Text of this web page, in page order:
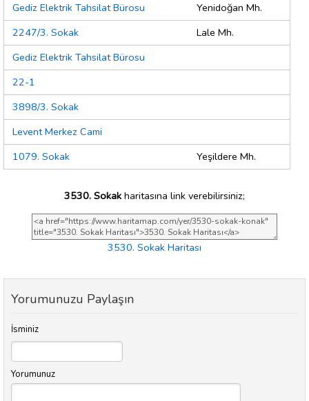
Gediz Elektrik Tahsilat Bürosu
Yenidoğan Mh.
2247/3. Sokak
Lale Mh.
Gediz Elektrik Tahsilat Bürosu
22-1
3898/3. Sokak
Levent Merkez Cami
1079. Sokak
Yeşildere Mh.
3530. Sokak haritasına link verebilirsiniz;
3530. Sokak Haritası
Yorumunuzu Paylaşın
İsminiz
Yorumunuz